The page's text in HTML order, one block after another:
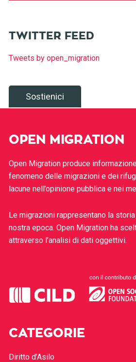
TWITTER FEED
Tweets by open_migration
Sostienici
OPEN MIGRATION
Open Migration produce
fenomeno delle migrazioni e dei
lacune nell’opinione pubblica e nei
Le migrazioni rappresentano la
nostra epoca. Open Migration ha
attraverso l’analisi di dati oggettivi.
CATEGORIE
Diritto d’Asilo